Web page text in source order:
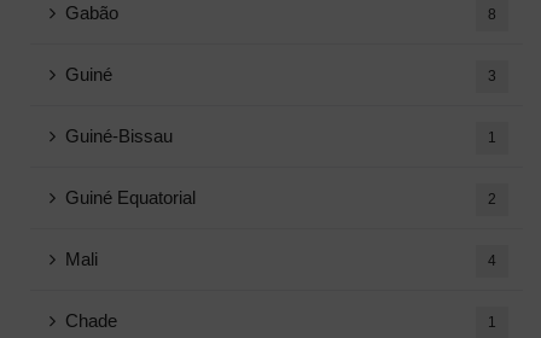
Gabão 8
Guiné 3
Guiné-Bissau 1
Guiné Equatorial 2
Mali 4
Chade 1